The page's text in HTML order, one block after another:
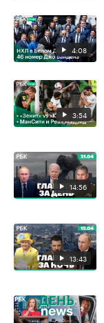
4:08
3:54
14:56
13:43